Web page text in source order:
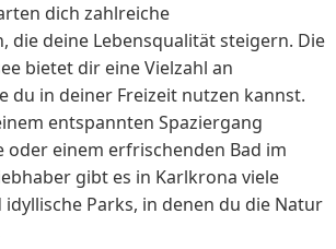
dich zahlreiche
die deine Lebensqualität steigern. Die
bietet dir eine Vielzahl an
du in deiner Freizeit nutzen kannst.
entspannten Spaziergang
oder einem erfrischenden Bad im
gibt es in Karlkrona viele
Parks, in denen du die Natur